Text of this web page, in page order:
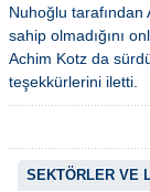
Nuhoğlu tarafından
sahip olmadığını
Achim Kotz da
teşekkürlerini iletti.
SEKTÖRLER VE